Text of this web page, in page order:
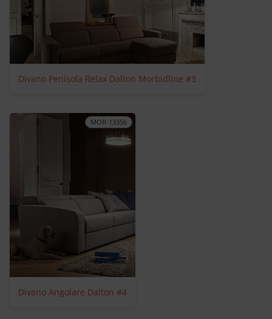
Divano Penisola Relax Dalton Morbidline #3
MOR-13356
Divano Angolare Dalton #4